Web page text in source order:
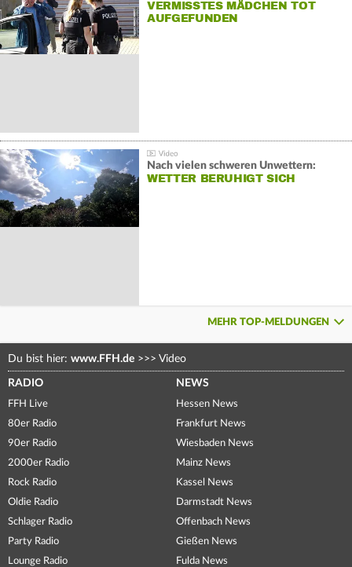
VERMISSTES MÄDCHEN TOT
AUFGEFUNDEN
Nach vielen schweren Unwettern:
WETTER BERUHIGT SICH
MEHR TOP-MELDUNGEN
Du bist hier: www.FFH.de >>> Video
RADIO
FFH Live
80er Radio
90er Radio
2000er Radio
Rock Radio
Oldie Radio
Schlager Radio
Party Radio
Lounge Radio
NEWS
Hessen News
Frankfurt News
Wiesbaden News
Mainz News
Kassel News
Darmstadt News
Offenbach News
Gießen News
Fulda News